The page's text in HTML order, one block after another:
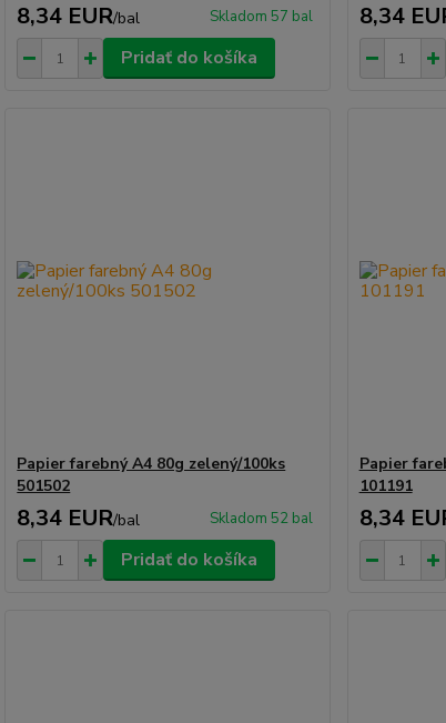
8,34 EUR/bal Skladom 57 bal
Pridať do košíka
8,34
Papier farebný A4 80g zelený/100ks
501502
8,34 EUR/bal Skladom 52 bal
Pridať do košíka
Papier
101191
8,34